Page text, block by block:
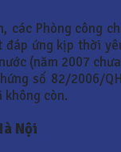
Phòng công
ứng kịp thời
(năm 2007
số 82/2006/
không còn.
Nội